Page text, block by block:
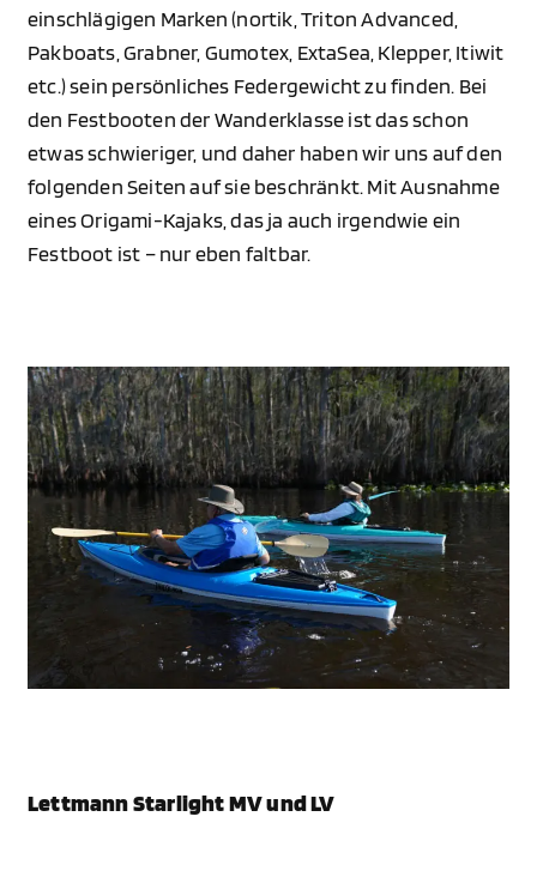
einschlägigen Marken (nortik, Triton Advanced,
Pakboats, Grabner, Gumotex, ExtaSea, Klepper, Itiwit
etc.) sein persönliches Federgewicht zu finden. Bei
den Festbooten der Wanderklasse ist das schon
etwas schwieriger, und daher haben wir uns auf den
folgenden Seiten auf sie beschränkt. Mit Ausnahme
eines Origami-Kajaks, das ja auch irgendwie ein
Festboot ist – nur eben faltbar.
Lettmann Starlight MV und LV